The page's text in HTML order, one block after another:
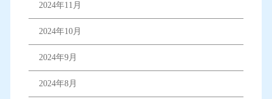
2024年11月
2024年10月
2024年9月
2024年8月